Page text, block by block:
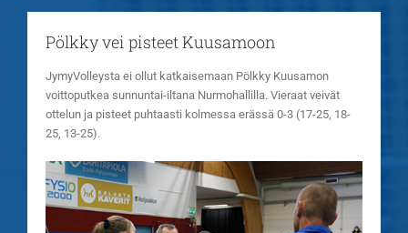
Pölkky vei pisteet Kuusamoon
JymyVolleysta ei ollut katkaisemaan Pölkky Kuusamon
voittoputkea sunnuntai-iltana Nurmohallilla. Vieraat veivät
ottelun ja pisteet puhtaasti kolmessa erässä 0-3 (17-25, 18-
25, 13-25).